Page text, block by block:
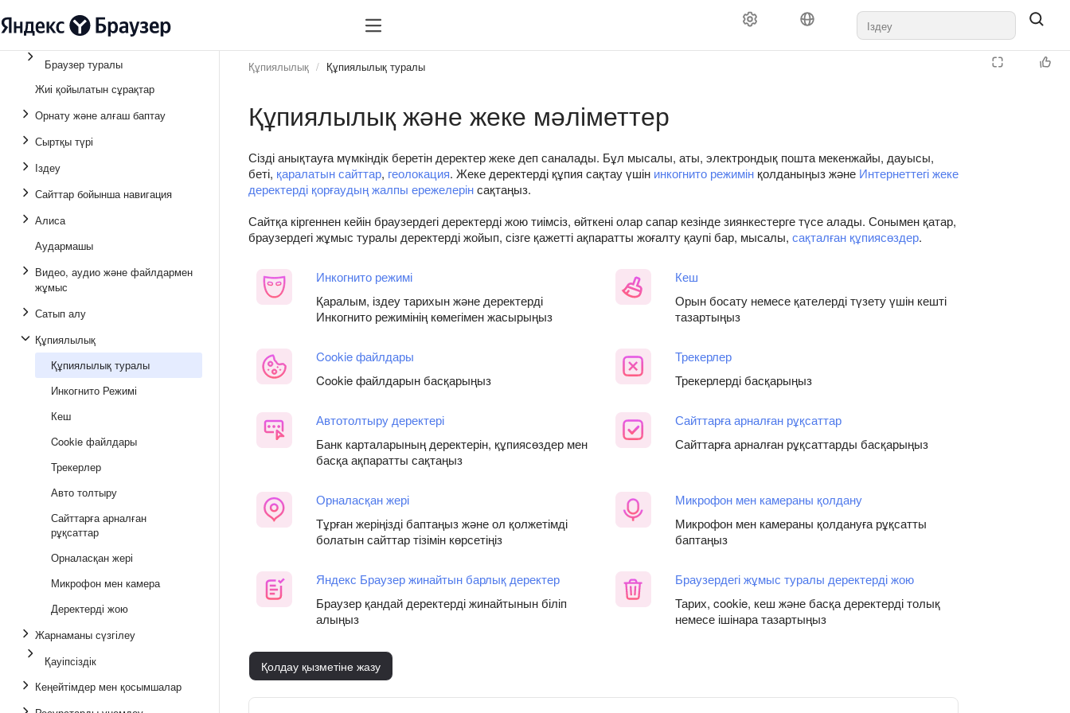
Браузер туралы
Жиі қойылатын сұрақтар
Орнату және алғаш баптау
Сыртқы түрі
Іздеу
Сайттар бойынша навигация
Алиса
Аудармашы
Видео, аудио және файлдармен
жұмыс
Сатып алу
Құпиялылық
Құпиялылық туралы
Инкогнито Режимі
Кеш
Cookie файлдары
Трекерлер
Авто толтыру
Сайттарға арналған
рұқсаттар
Орналасқан жері
Микрофон мен камера
Деректерді жою
Жарнаманы сүзгілеу
Қауіпсіздік
Кеңейтімдер мен қосымшалар
Құпиялылық Құпиялылық туралы
Құпиялылық және жеке мәліметтер
Сізді анықтауға мүмкіндік беретін деректер жеке деп саналады. Бұл мысалы, аты, электрондық пошта мекенжайы, дауысы,
беті, қаралатын сайттар, геолокация. Жеке деректерді құпия сақтау үшін инкогнито режимін қолданыңыз және Интернеттегі жеке
деректерді қорғаудың жалпы ережелерінсақтаңыз.
Сайтқа кіргеннен кейін браузердегі деректерді жою тиімсіз, өйткені олар сапар кезінде зиянкестерге түсе алады. Сонымен қатар,
браузердегі жұмыс туралы деректерді жойып, сізге қажетті ақпаратты жоғалту қаупі бар, мысалы, сақталған құпиясөздер.
Инкогнито режимі
Қаралым, іздеу тарихын және деректерді
Инкогнито режимінің көмегімен жасырыңыз
Кеш
Орын босату немесе қателерді түзету үшін кешті
тазартыңыз
Cookie файлдары
Cookie файлдарын басқарыңыз
Трекерлер
Трекерлерді басқарыңыз
Автотолтыру деректері
Банк карталарының деректерін, құпиясөздер мен
басқа ақпаратты сақтаңыз
Сайттарға арналған рұқсаттар
Сайттарға арналған рұқсаттарды басқарыңыз
Орналасқан жері
Тұрған жеріңізді баптаңыз және ол қолжетімді
болатын сайттар тізімін көрсетіңіз
Микрофон мен камераны қолдану
Микрофон мен камераны қолдануға рұқсатты
баптаңыз
Яндекс Браузер жинайтын барлық деректер
Браузер қандай деректерді жинайтынын біліп
алыңыз
Браузердегі жұмыс туралы деректерді жою
Тарих, cookie, кеш және басқа деректерді толық
немесе ішінара тазартыңыз
Қолдау қызметіне жазу